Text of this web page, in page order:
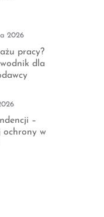
2026
pracy?
dla
–
ochrony w